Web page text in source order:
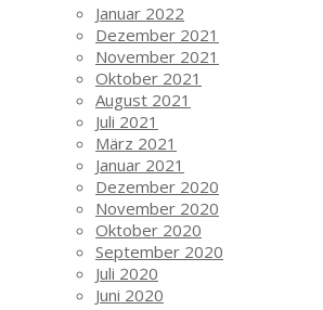
Januar 2022
Dezember 2021
November 2021
Oktober 2021
August 2021
Juli 2021
März 2021
Januar 2021
Dezember 2020
November 2020
Oktober 2020
September 2020
Juli 2020
Juni 2020